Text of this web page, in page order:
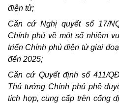
điện tử;
Căn cứ Nghị quyết số 17/
Chính phủ về một số nhiệm
triển Chính phủ điện tử giai
đến 2025;
Căn cứ Quyết định số 411/
Thủ tướng Chính phủ phê
tích hợp, cung cấp trên cổng